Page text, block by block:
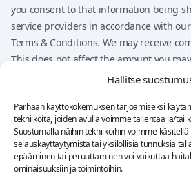
Hallitse
Parhaan käyttökokemuksen tarjoamiseksi
tekniikoita, joiden avulla voimme tallentaa ja/tai
Suostumalla näihin tekniikoihin voimme
selauskäyttäytymistä tai yksilöllisiä tunnuksia
epääminen tai peruuttaminen voi vaikuttaa
ominaisuuksiin ja toimintoihin.
you consent to that information being
service providers in accordance with our
Terms & Conditions. We may receive
This does not affect the amount you
provider, but it may influence which
Nothing on this website should be
investment advice, legal advice, tax
recommendation to buy, sell, or trade
remain solely responsible for your own